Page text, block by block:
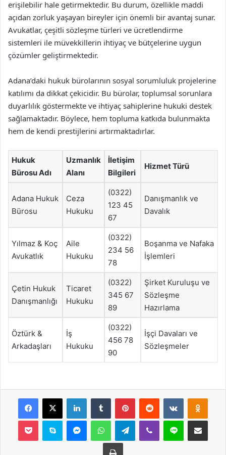
erişilebilir hale getirmektedir. Bu durum, özellikle maddi
açıdan zorluk yaşayan bireyler için önemli bir avantaj sunar.
Avukatlar, çeşitli sözleşme türleri ve ücretlendirme
sistemleri ile müvekkillerin ihtiyaç ve bütçelerine uygun
çözümler geliştirmektedir.
Adana’daki hukuk bürolarının sosyal sorumluluk projelerine
katılımı da dikkat çekicidir. Bu bürolar, toplumsal sorunlara
duyarlılık göstermekte ve ihtiyaç sahiplerine hukuki destek
sağlamaktadır. Böylece, hem topluma katkıda bulunmakta
hem de kendi prestijlerini artırmaktadırlar.
Hukuk
Bürosu Adı
Uzmanlık
Alanı
İletişim
Bilgileri
Hizmet Türü
Adana Hukuk
Bürosu
Ceza
Hukuku
(0322)
123 45
67
Danışmanlık ve
Davalık
Yılmaz & Koç
Avukatlık
Aile
Hukuku
(0322)
234 56
78
Boşanma ve Nafaka
İşlemleri
Çetin Hukuk
Danışmanlığı
Ticaret
Hukuku
(0322)
345 67
89
Şirket Kuruluşu ve
Sözleşme
Hazırlama
Öztürk &
Arkadaşları
İş
Hukuku
(0322)
456 78
90
İşçi Davaları ve
Sözleşmeler
Facebook
X LinkedInTumblr PinterestReddit VKontakte
Pocket Skype MessengerWhatsAppTelegramViber Line E-Posta ile
Yazdır